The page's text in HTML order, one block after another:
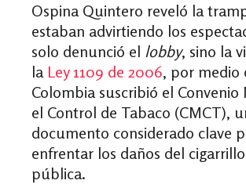
Ospina Quintero reveló la
estaban advirtiendo los
solo denunció el lobby, sino la
la Ley 1109 de 2006, por medio
Colombia suscribió el Convenio
el Control de Tabaco (CMCT),
documento considerado clave
enfrentar los daños del
pública.